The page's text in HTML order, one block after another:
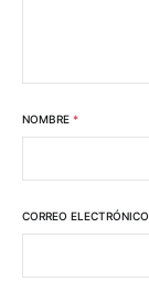
NOMBRE *
CORREO ELECTRÓNICO